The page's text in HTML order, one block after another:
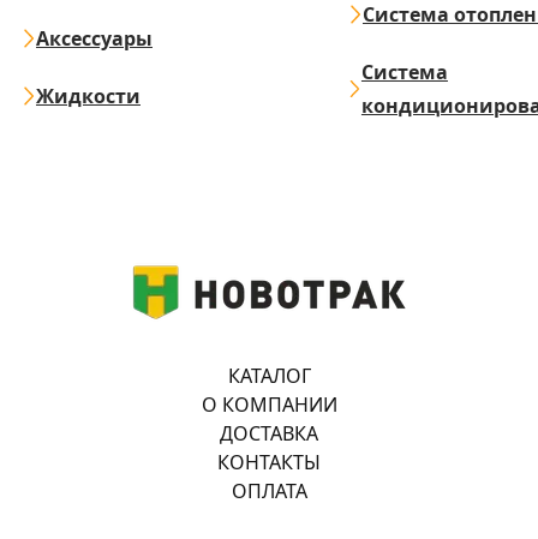
Аксессуары
Жидкости
Система
Система
КАТАЛОГ
О КОМПАНИИ
ДОСТАВКА
КОНТАКТЫ
ОПЛАТА